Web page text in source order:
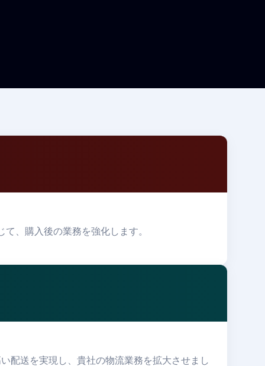
、購入後の業務を強化します。
配送を実現し、貴社の物流業務を拡大させまし